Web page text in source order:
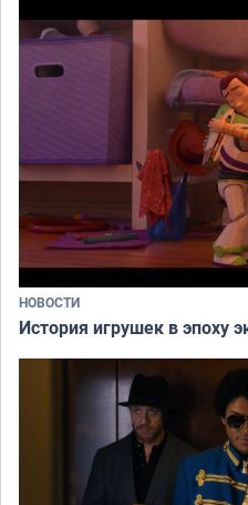
НОВОСТИ
История игрушек в эпоху